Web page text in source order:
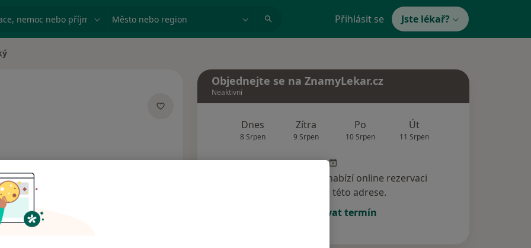
nemoc nebo příjmení Město nebo region Přihlásit se Jste lékař?
Objednejte se na ZnamyLekar.cz
Neaktivní
Dnes
8 Srpen
Zítra
9 Srpen
Po
10 Srpen
Út
11 Srpen
Tento specialista nenabízí online rezervaci
termínu na této adrese.
Rezervovat termín